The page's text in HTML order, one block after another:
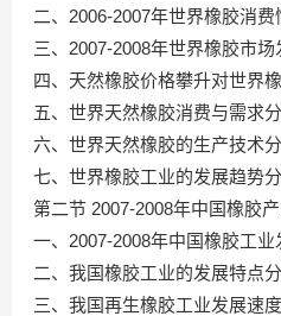
二、2006-2007年世界橡胶消费
三、2007-2008年世界橡胶市场
四、天然橡胶价格攀升对世界
五、世界天然橡胶消费与需求
六、世界天然橡胶的生产技术
七、世界橡胶工业的发展趋势
第二节 2007-2008年中国橡胶
一、2007-2008年中国橡胶工业
二、我国橡胶工业的发展特点
三、我国再生橡胶工业发展速